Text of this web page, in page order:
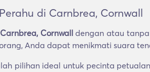
di Carnbrea, Cornwall
Cornwall dengan atau
Anda dapat menikmati suara
pilihan ideal untuk pecinta